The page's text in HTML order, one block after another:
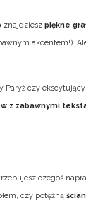
znajdziesz piękne
akcentem!).
czy ekscytujący
z zabawnymi
czegoś
czy potężną